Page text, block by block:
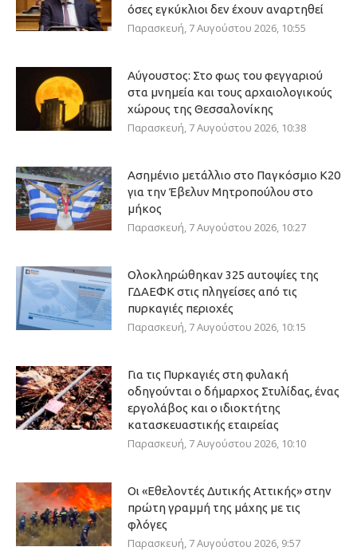
όσες εγκύκλιοι δεν έχουν αναρτηθεί
Παρασκευή, 7 Αυγούστου 2026, 10:55
Αύγουστος: Στο φως του φεγγαριού
στα μνημεία και τους αρχαιολογικούς
χώρους της Θεσσαλονίκης
Παρασκευή, 7 Αυγούστου 2026, 10:38
Ασημένιο μετάλλιο στο Παγκόσμιο Κ20
για την Έβελυν Μητροπούλου στο
μήκος
Παρασκευή, 7 Αυγούστου 2026, 10:27
Ολοκληρώθηκαν 325 αυτοψίες της
ΓΔΑΕΦΚ στις πληγείσες από τις
πυρκαγιές περιοχές
Παρασκευή, 7 Αυγούστου 2026, 10:15
Για τις Πυρκαγιές στη φυλακή
οδηγούνται ο δήμαρχος Στυλίδας, ένας
εργολάβος και ο ιδιοκτήτης
κατασκευαστικής εταιρείας
Παρασκευή, 7 Αυγούστου 2026, 10:10
Οι «Εθελοντές Δυτικής Αττικής» στην
πρώτη γραμμή της μάχης με τις
φλόγες
Παρασκευή, 7 Αυγούστου 2026, 9:57